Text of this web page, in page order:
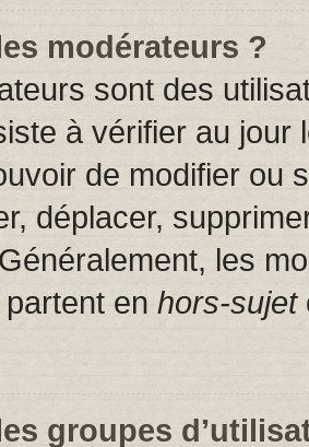
modérateurs ?
sont des
à vérifier au jour
de modifier ou
déplacer,
les
en hors-sujet
groupes